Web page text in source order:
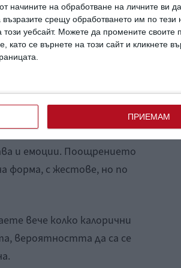
начините на обработване на личните ви
срещу обработването им по тези
уебсайт. Можете да промените своите
като се върнете на този сайт и кликнете
ПРИЕМАМ
безопасните на пазара,
трудна задача, но
и това търсене, така
си.
свършените домашни
поведение.
също както и
и емоции. Поощрението
форма, с жестове, но по
вече колко калорични
вероятността да са се